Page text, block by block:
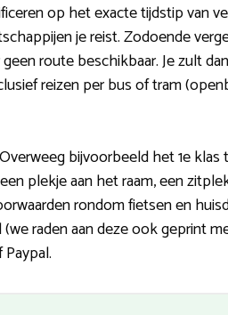
op het exacte tijdstip van
je reist. Zodoende
route beschikbaar. Je zult
reizen per bus of tram
bijvoorbeeld het 1e
plekje aan het raam, een
rondom fietsen en
raden aan deze ook geprint